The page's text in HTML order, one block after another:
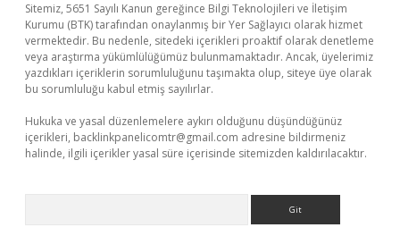
Sitemiz, 5651 Sayılı Kanun gereğince Bilgi Teknolojileri ve İletişim
Kurumu (BTK) tarafından onaylanmış bir Yer Sağlayıcı olarak hizmet
vermektedir. Bu nedenle, sitedeki içerikleri proaktif olarak denetleme
veya araştırma yükümlülüğümüz bulunmamaktadır. Ancak, üyelerimiz
yazdıkları içeriklerin sorumluluğunu taşımakta olup, siteye üye olarak
bu sorumluluğu kabul etmiş sayılırlar.
Hukuka ve yasal düzenlemelere aykırı olduğunu düşündüğünüz
içerikleri, backlinkpanelicomtr@gmail.com adresine bildirmeniz
halinde, ilgili içerikler yasal süre içerisinde sitemizden kaldırılacaktır.